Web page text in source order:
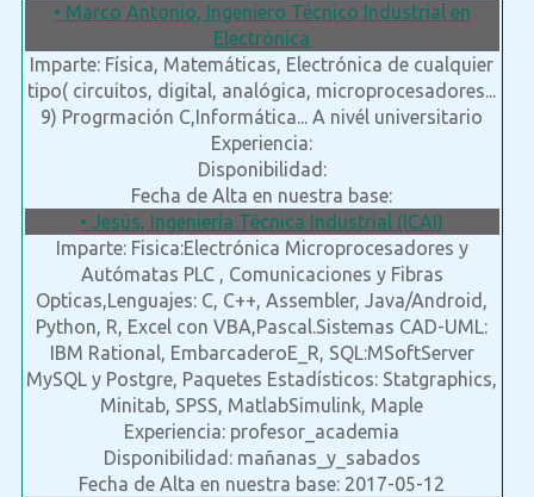
• Marco Antonio, Ingeniero Técnico Industrial en
Electrónica
Imparte: Física, Matemáticas, Electrónica de cualquier
tipo( circuitos, digital, analógica, microprocesadores...
9) Progrmación C,Informática... A nivél universitario
Experiencia:
Disponibilidad:
Fecha de Alta en nuestra base:
• Jesús, Ingeniería Técnica Industrial (ICAI)
Imparte: Fisica:Electrónica Microprocesadores y
Autómatas PLC , Comunicaciones y Fibras
Opticas,Lenguajes: C, C++, Assembler, Java/Android,
Python, R, Excel con VBA,Pascal.Sistemas CAD-UML:
IBM Rational, EmbarcaderoE_R, SQL:MSoftServer
MySQL y Postgre, Paquetes Estadísticos: Statgraphics,
Minitab, SPSS, MatlabSimulink, Maple
Experiencia: profesor_academia
Disponibilidad: mañanas_y_sabados
Fecha de Alta en nuestra base: 2017-05-12